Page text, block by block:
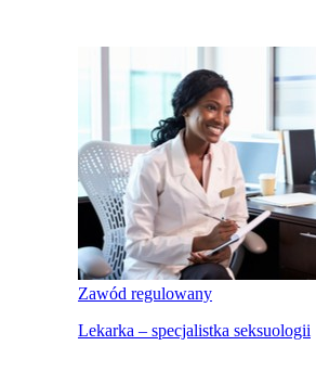
Zawód regulowany
Lekarka – specjalistka seksuologii